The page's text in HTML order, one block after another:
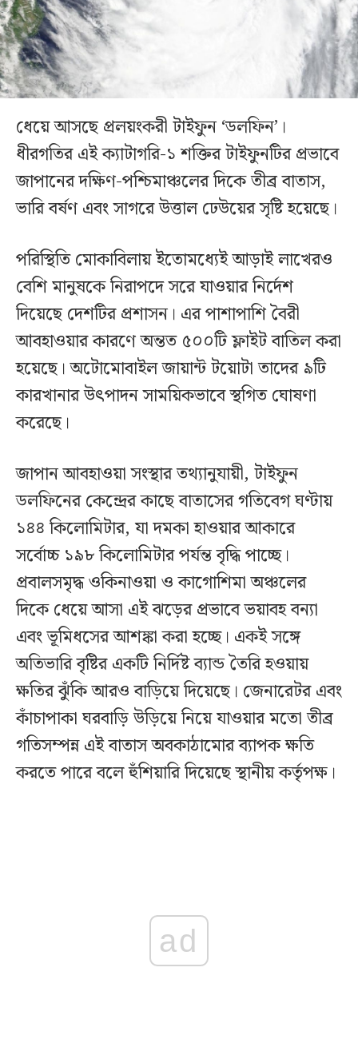
ধেয়ে আসছে প্রলয়ংকরী টাইফুন ‌‘ডলফিন’।
ধীরগতির এই ক্যাটাগরি-১ শক্তির টাইফুনটির প্রভাবে
জাপানের দক্ষিণ-পশ্চিমাঞ্চলের দিকে তীব্র বাতাস,
ভারি বর্ষণ এবং সাগরে উত্তাল ঢেউয়ের সৃষ্টি হয়েছে।
পরিস্থিতি মোকাবিলায় ইতোমধ্যেই আড়াই লাখেরও
বেশি মানুষকে নিরাপদে সরে যাওয়ার নির্দেশ
দিয়েছে দেশটির প্রশাসন। এর পাশাপাশি বৈরী
আবহাওয়ার কারণে অন্তত ৫০০টি ফ্লাইট বাতিল করা
হয়েছে। অটোমোবাইল জায়ান্ট টয়োটা তাদের ৯টি
কারখানার উৎপাদন সাময়িকভাবে স্থগিত ঘোষণা
করেছে।
জাপান আবহাওয়া সংস্থার তথ্যানুযায়ী, টাইফুন
ডলফিনের কেন্দ্রের কাছে বাতাসের গতিবেগ ঘণ্টায়
১৪৪ কিলোমিটার, যা দমকা হাওয়ার আকারে
সর্বোচ্চ ১৯৮ কিলোমিটার পর্যন্ত বৃদ্ধি পাচ্ছে।
প্রবালসমৃদ্ধ ওকিনাওয়া ও কাগোশিমা অঞ্চলের
দিকে ধেয়ে আসা এই ঝড়ের প্রভাবে ভয়াবহ বন্যা
এবং ভূমিধসের আশঙ্কা করা হচ্ছে। একই সঙ্গে
অতিভারি বৃষ্টির একটি নির্দিষ্ট ব্যান্ড তৈরি হওয়ায়
ক্ষতির ঝুঁকি আরও বাড়িয়ে দিয়েছে। জেনারেটর এবং
কাঁচাপাকা ঘরবাড়ি উড়িয়ে নিয়ে যাওয়ার মতো তীব্র
গতিসম্পন্ন এই বাতাস অবকাঠামোর ব্যাপক ক্ষতি
করতে পারে বলে হুঁশিয়ারি দিয়েছে স্থানীয় কর্তৃপক্ষ।
ad